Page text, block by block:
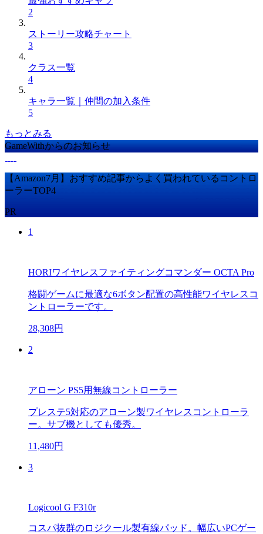
2
ストーリー攻略チャート
3
クラス一覧
4
キャラ一覧｜仲間の加入条件
5
もっとみる
GameWithからのお知らせ
【Amazon7月】おすすめ記事からよく買われているコントロ
ーラーTOP4
PR
1
HORIワイヤレスファイティングコマンダー OCTA Pro
格闘ゲームに最適な6ボタン配置の高性能ワイヤレスコ
ントローラーです。
28,308円
2
アローン PS5用無線コントローラー
プレステ5対応のアローン製ワイヤレスコントローラ
ー。サブ機としても優秀。
11,480円
3
Logicool G F310r
コスパ抜群のロジクール製有線パッド。幅広いPCゲー